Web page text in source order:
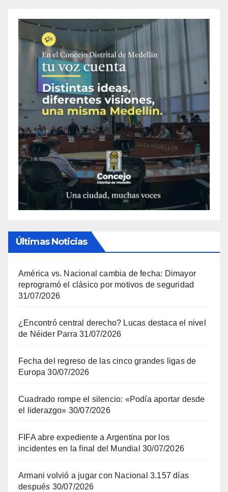
Últimas Noticias
América vs. Nacional cambia de fecha: Dimayor
reprogramó el clásico por motivos de seguridad
31/07/2026
¿Encontró central derecho? Lucas destaca el nivel
de Néider Parra 31/07/2026
Fecha del regreso de las cinco grandes ligas de
Europa 30/07/2026
Cuadrado rompe el silencio: «Podía aportar desde
el liderazgo» 30/07/2026
FIFA abre expediente a Argentina por los
incidentes en la final del Mundial 30/07/2026
Armani volvió a jugar con Nacional 3.157 días
después 30/07/2026